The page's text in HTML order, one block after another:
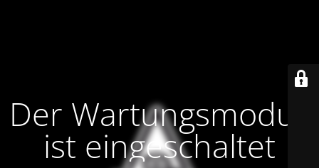
Der Wartungsmodus
ist eingeschaltet